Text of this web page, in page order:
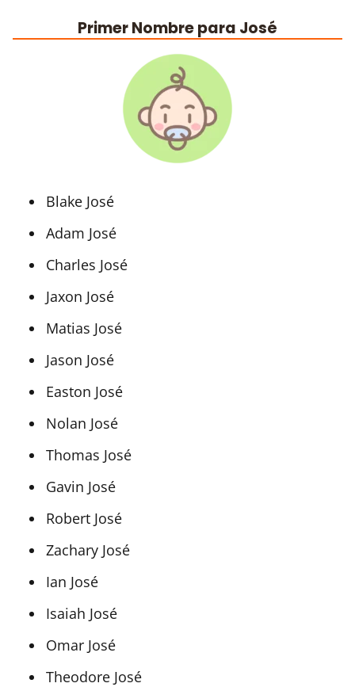
Primer Nombre para José
Blake José
Adam José
Charles José
Jaxon José
Matias José
Jason José
Easton José
Nolan José
Thomas José
Gavin José
Robert José
Zachary José
Ian José
Isaiah José
Omar José
Theodore José